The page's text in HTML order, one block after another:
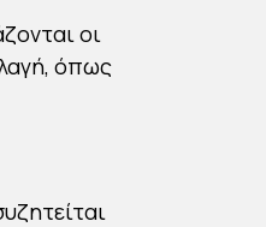
οι
όπως